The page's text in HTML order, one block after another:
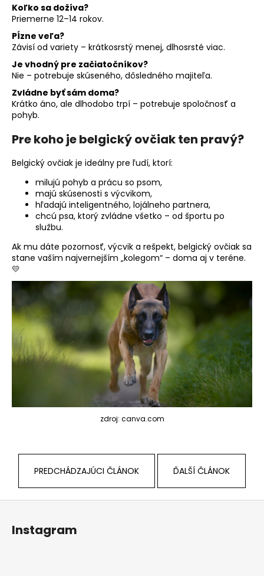
Koľko sa dožíva?
Priemerne 12–14 rokov.
Pĺzne veľa?
Závisí od variety – krátkosrstý menej, dlhosrsté viac.
Je vhodný pre začiatočníkov?
Nie – potrebuje skúseného, dôsledného majiteľa.
Zvládne byť sám doma?
Krátko áno, ale dlhodobo trpí – potrebuje spoločnosť a
pohyb.
Pre koho je belgický ovčiak ten pravý?
Belgický ovčiak je ideálny pre ľudí, ktorí:
milujú pohyb a prácu so psom,
majú skúsenosti s výcvikom,
hľadajú inteligentného, lojálneho partnera,
chcú psa, ktorý zvládne všetko – od športu po
službu.
Ak mu dáte pozornosť, výcvik a rešpekt, belgický ovčiak sa
stane vaším najvernejším „kolegom“ – doma aj v teréne.
💛
zdroj: canva.com
PREDCHÁDZAJÚCI ČLÁNOK ĎALŠÍ ČLÁNOK
Instagram